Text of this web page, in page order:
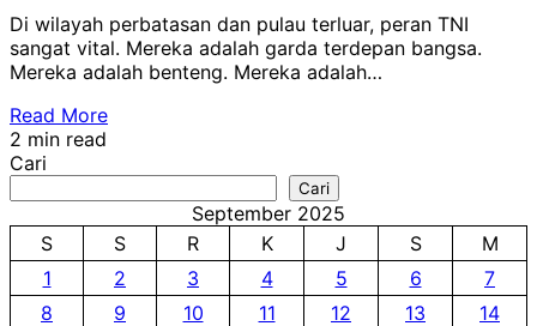
Di wilayah perbatasan dan pulau terluar, peran TNI
sangat vital. Mereka adalah garda terdepan bangsa.
Mereka adalah benteng. Mereka adalah…
Read More
2 min read
Cari
Cari
September 2025
S
S R K J S
M
1
2 3 4 5 6
7
8
9 10 11 12 13
14